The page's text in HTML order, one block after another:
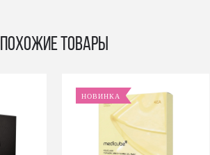
Похожие товары
НОВИНКА